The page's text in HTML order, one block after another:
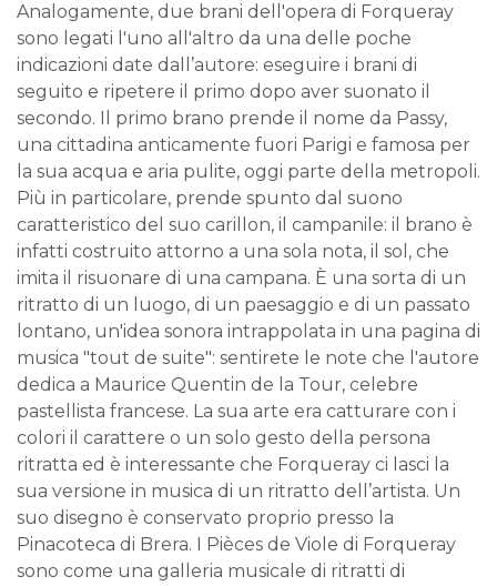
Analogamente, due brani dell'opera di Forqueray
sono legati l'uno all'altro da una delle poche
indicazioni date dall’autore: eseguire i brani di
seguito e ripetere il primo dopo aver suonato il
secondo. Il primo brano prende il nome da Passy,
una cittadina anticamente fuori Parigi e famosa per
la sua acqua e aria pulite, oggi parte della metropoli.
Più in particolare, prende spunto dal suono
caratteristico del suo carillon, il campanile: il brano è
infatti costruito attorno a una sola nota, il sol, che
imita il risuonare di una campana. È una sorta di un
ritratto di un luogo, di un paesaggio e di un passato
lontano, un'idea sonora intrappolata in una pagina di
musica "tout de suite": sentirete le note che l'autore
dedica a Maurice Quentin de la Tour, celebre
pastellista francese. La sua arte era catturare con i
colori il carattere o un solo gesto della persona
ritratta ed è interessante che Forqueray ci lasci la
sua versione in musica di un ritratto dell’artista. Un
suo disegno è conservato proprio presso la
Pinacoteca di Brera. I Pièces de Viole di Forqueray
sono come una galleria musicale di ritratti di